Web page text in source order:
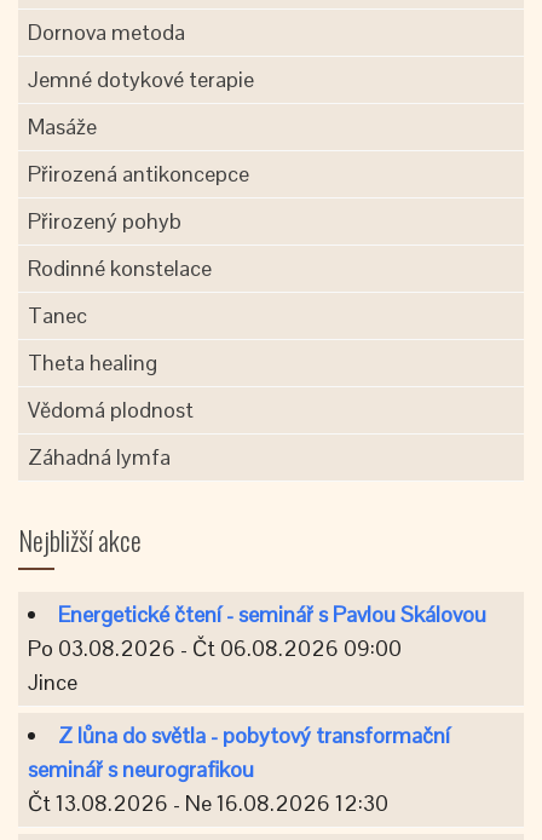
Dornova metoda
Jemné dotykové terapie
Masáže
Přirozená antikoncepce
Přirozený pohyb
Rodinné konstelace
Tanec
Theta healing
Vědomá plodnost
Záhadná lymfa
Nejbližší akce
Energetické čtení - seminář s Pavlou Skálovou
Po 03.08.2026 - Čt 06.08.2026 09:00
Jince
Z lůna do světla - pobytový transformační
seminář s neurografikou
Čt 13.08.2026 - Ne 16.08.2026 12:30